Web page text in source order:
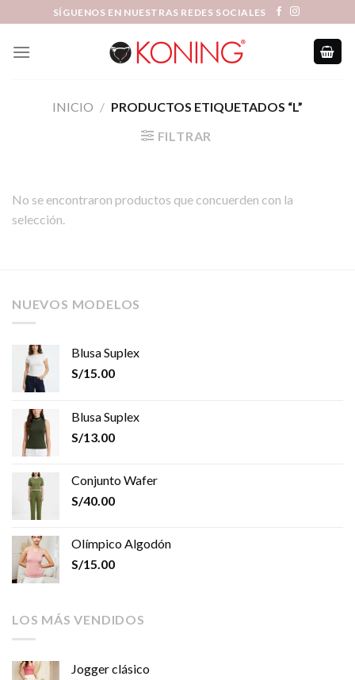
content
SÍGUENOS EN NUESTRAS REDES SOCIALES
INICIO / PRODUCTOS ETIQUETADOS “L”
FILTRAR
No se encontraron productos que concuerden con la
selección.
NUEVOS MODELOS
Blusa Suplex
S/15.00
Blusa Suplex
S/13.00
Conjunto Wafer
S/40.00
Olímpico Algodón
S/15.00
LOS MÁS VENDIDOS
Jogger clásico